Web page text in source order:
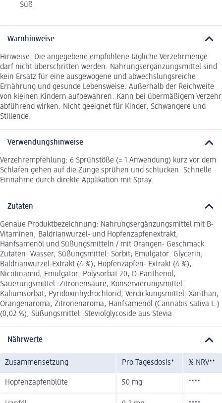
Süß
Warnhinweise
Hinweise: Die angegebene empfohlene tägliche Verzehrmenge
darf nicht überschritten werden. Nahrungsergänzungsmittel sind
kein Ersatz für eine ausgewogene und abwechslungsreiche
Ernährung und gesunde Lebensweise. Außerhalb der Reichweite
von kleinen Kindern aufbewahren. Kann bei übermäßigem Verzehr
abführend wirken. Nicht geeignet für Kinder, Schwangere und
Stillende.
Verwendungshinweise
Verzehrempfehlung: 6 Sprühstöße (= 1 Anwendung) kurz vor dem
Schlafen gehen auf die Zunge sprühen und schlucken. Schnelle
Einnahme durch direkte Applikation mit Spray.
Zutaten
Genaue Produktbezeichnung: Nahrungsergänzungsmittel mit B-
Vitaminen, Baldrianwurzel- und Hopfenzapfenextrakt,
Hanfsamenöl und Süßungsmitteln / mit Orangen- Geschmack
Zutaten: Wasser, Süßungsmittel: Sorbit; Emulgator: Glycerin;
Baldrianwurzel-Extrakt (4 %), Hopfenzapfen- Extrakt (4 %),
Nicotinamid, Emulgator: Polysorbat 20; D-Panthenol,
Säuerungsmittel: Zitronensäure; Konservierungsmittel:
Kaliumsorbat; Pyridoxinhydrochlorid, Verdickungsmittel: Xanthan;
Orangenaroma, Zitronenaroma, Hanfsamenöl (Cannabis sativa L.)
(0,02 %), Süßungsmittel: Steviolglycoside aus Stevia.
Nährwerte
Zusammensetzung Pro Tagesdosis* % NRV**
Hopfenzapfenblüte 50 mg ****